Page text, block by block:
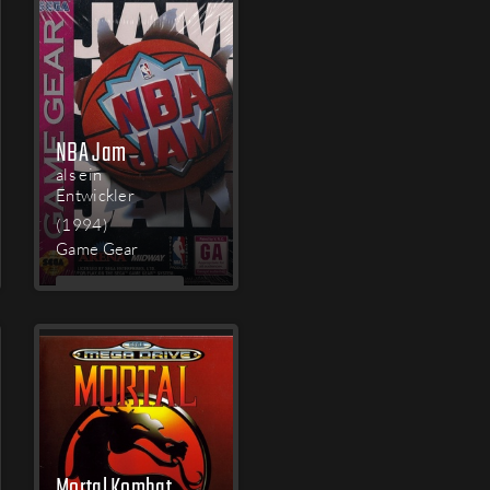
NBA Jam
als ein
Entwickler
(1994)
Game Gear
MEHR